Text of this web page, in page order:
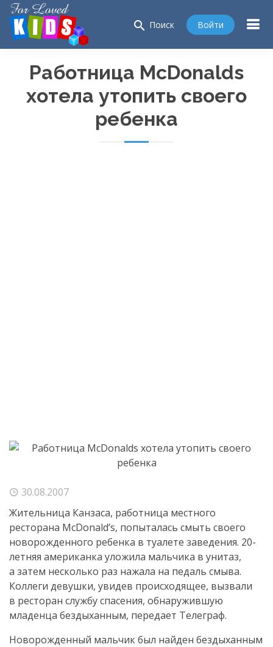
search Поиск Войти
Работница McDonalds
хотела утопить своего
ребенка
30.08.2007
Жительница Канзаса, работница местного
ресторана McDonald’s, попыталась смыть своего
новорожденного ребенка в туалете заведения. 20-
летняя американка уложила мальчика в унитаз,
а затем несколько раз нажала на педаль смыва.
Коллеги девушки, увидев происходящее, вызвали
в ресторан службу спасения, обнаружившую
младенца бездыханным, передает Телеграф.
Новорожденный мальчик был найден бездыханным